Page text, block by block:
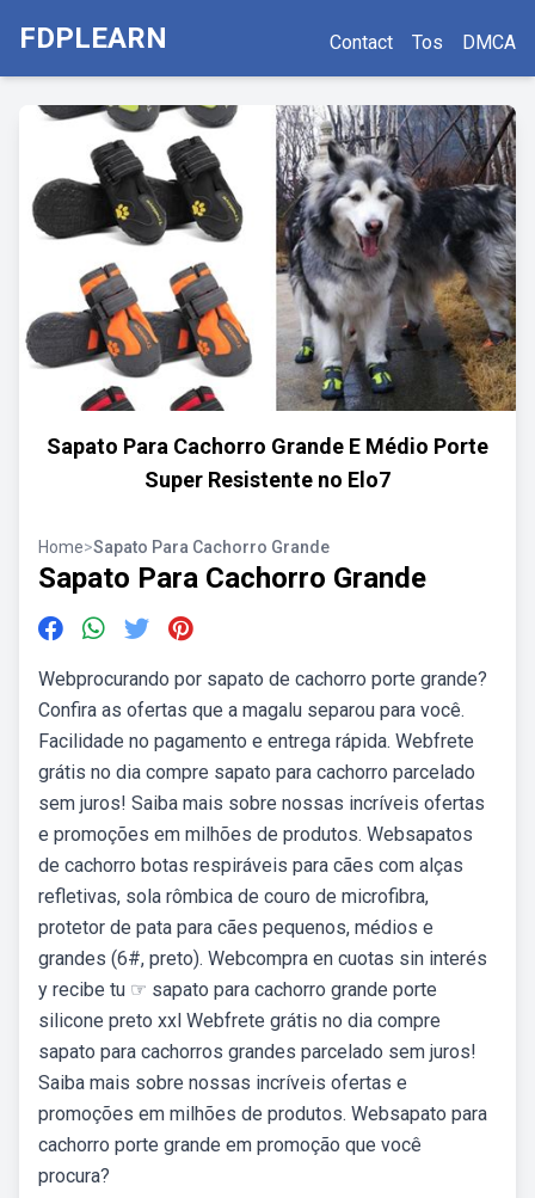
FDPLEARN Contact Tos DMCA
Sapato Para Cachorro Grande E Médio Porte
Super Resistente no Elo7
Home>Sapato Para Cachorro Grande
Sapato Para Cachorro Grande
Webprocurando por sapato de cachorro porte grande?
Confira as ofertas que a magalu separou para você.
Facilidade no pagamento e entrega rápida. Webfrete
grátis no dia compre sapato para cachorro parcelado
sem juros! Saiba mais sobre nossas incríveis ofertas
e promoções em milhões de produtos. Websapatos
de cachorro botas respiráveis para cães com alças
refletivas, sola rômbica de couro de microfibra,
protetor de pata para cães pequenos, médios e
grandes (6#, preto). Webcompra en cuotas sin interés
y recibe tu ☞ sapato para cachorro grande porte
silicone preto xxl Webfrete grátis no dia compre
sapato para cachorros grandes parcelado sem juros!
Saiba mais sobre nossas incríveis ofertas e
promoções em milhões de produtos. Websapato para
cachorro porte grande em promoção que você
procura?